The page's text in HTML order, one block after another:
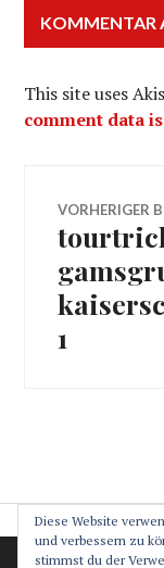
This site uses
comment data
VORHERIGER
Vorheriger
1
Diese Website
und verbessern zu
stimmst du der